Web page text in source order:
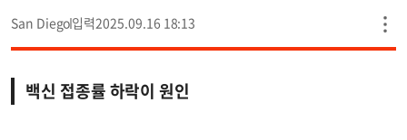
San Diego 2025.09.16 18:13
백신 접종률 하락이 원인